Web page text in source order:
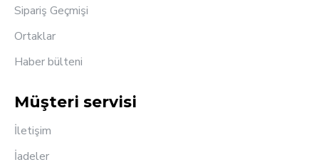
Sipariş Geçmişi
Ortaklar
Haber bülteni
Müşteri servisi
İletişim
İadeler